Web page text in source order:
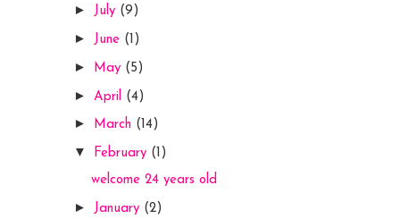
► July (9)
► June (1)
► May (5)
► April (4)
► March (14)
▼ February (1)
welcome 24 years old
► January (2)